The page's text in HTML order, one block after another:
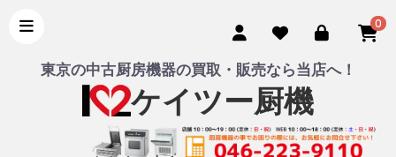
0
東京の中古厨房機器の買取・販売なら当店へ！
ケイツー厨機